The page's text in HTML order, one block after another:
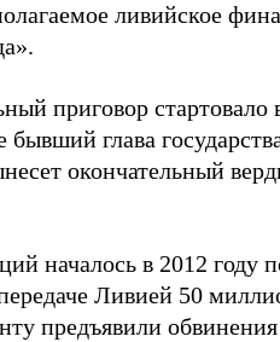
ливийское
приговор стартовало
глава
окончательный
началось в 2012 году
Ливией 50
предъявили